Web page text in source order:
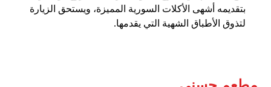
بتقديمه أشهى الأكلات السورية المميزة، ويستحق الزيارة
لتذوق الأطباق الشهية التي يقدمها.